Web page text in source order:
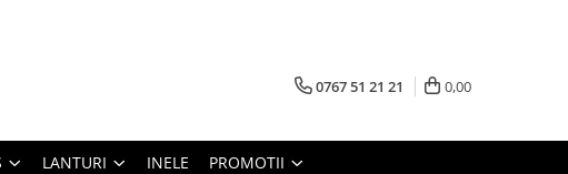
0767 51 21 21 0,00
LANTURI INELE PROMOTII